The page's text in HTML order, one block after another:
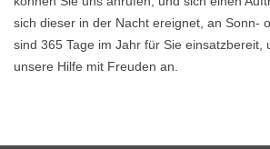
sich dieser in der Nacht ereignet, an Sonn-
sind 365 Tage im Jahr für Sie einsatzbereit,
unsere Hilfe mit Freuden an.